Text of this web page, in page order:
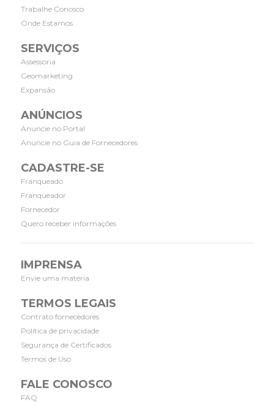
Trabalhe Conosco
Onde Estamos
SERVIÇOS
Assessoria
Geomarketing
Expansão
ANÚNCIOS
Anuncie no Portal
Anuncie no Guia de Fornecedores
CADASTRE-SE
Franqueado
Franqueador
Fornecedor
Quero receber informações
IMPRENSA
Envie uma matéria
TERMOS LEGAIS
Contrato fornecedores
Política de privacidade
Segurança de Certificados
Termos de Uso
FALE CONOSCO
FAQ